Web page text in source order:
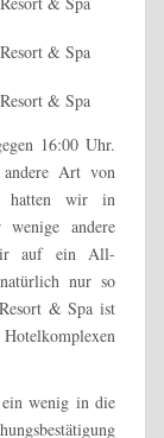
16:00 Uhr.
Art von
hatten wir in
wenige andere
auf ein All-
nur so
& Spa ist
ein wenig in die